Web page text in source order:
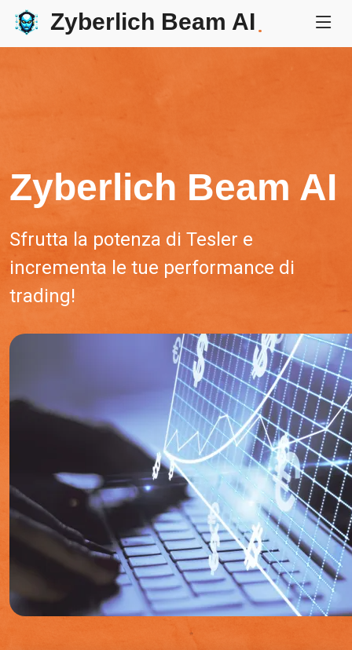
Zyberlich Beam AI.
Zyberlich Beam AI
Sfrutta la potenza di Tesler e
incrementa le tue performance di
trading!